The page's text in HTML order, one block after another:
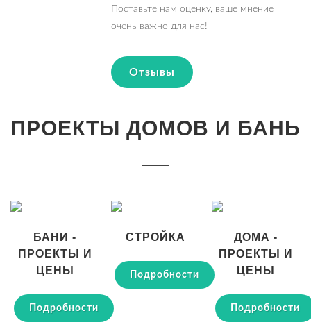
Поставьте нам оценку, ваше мнение
очень важно для нас!
Отзывы
ПРОЕКТЫ ДОМОВ И БАНЬ
БАНИ -
ПРОЕКТЫ И
ЦЕНЫ
Подробности
СТРОЙКА
Подробности
ДОМА -
ПРОЕКТЫ И
ЦЕНЫ
Подробности